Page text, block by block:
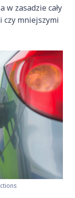
w zasadzie cały
czy mniejszymi